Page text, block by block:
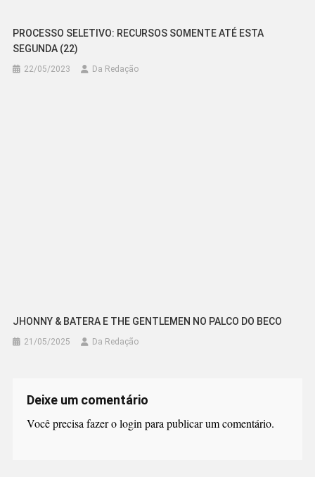
PROCESSO SELETIVO: RECURSOS SOMENTE ATÉ ESTA
SEGUNDA (22)
22/05/2023 Da Redação
JHONNY & BATERA E THE GENTLEMEN NO PALCO DO BECO
21/05/2025 Da Redação
Deixe um comentário
Você precisa fazer ologin para publicar um comentário.